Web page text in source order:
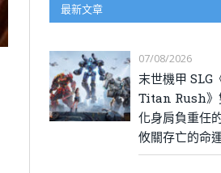
最新文章
07/08/2026
末世機甲 SLG
Titan Rush》
化身肩負重任
攸關存亡的命